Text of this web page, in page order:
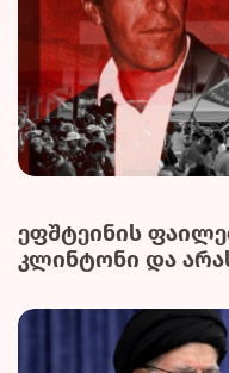
ეფშტეინის
კლინტონი და